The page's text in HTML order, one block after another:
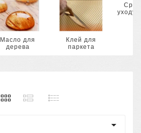
Масло для
дерева
Клей для
паркета
уходу
